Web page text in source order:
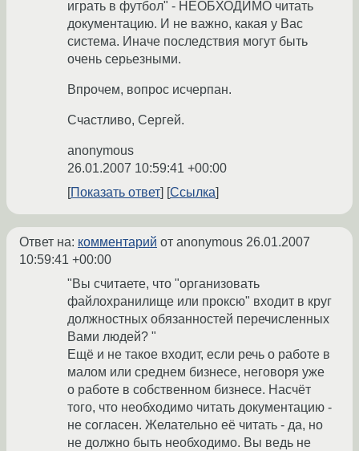
играть в футбол" - НЕОБХОДИМО читать
документацию. И не важно, какая у Вас
система. Иначе последствия могут быть
очень серьезными.
Впрочем, вопрос исчерпан.
Счастливо, Сергей.
anonymous
26.01.2007 10:59:41 +00:00
Показать ответ
Ссылка
Ответ на: комментарий от anonymous 26.01.2007
10:59:41 +00:00
"Вы считаете, что "организовать
файлохранилище или проксю" входит в круг
должностных обязанностей перечисленных
Вами людей? "
Ещё и не такое входит, если речь о работе в
малом или среднем бизнесе, неговоря уже
о работе в собственном бизнесе. Насчёт
того, что необходимо читать документацию -
не согласен. Желательно её читать - да, но
не должно быть необходимо. Вы ведь не